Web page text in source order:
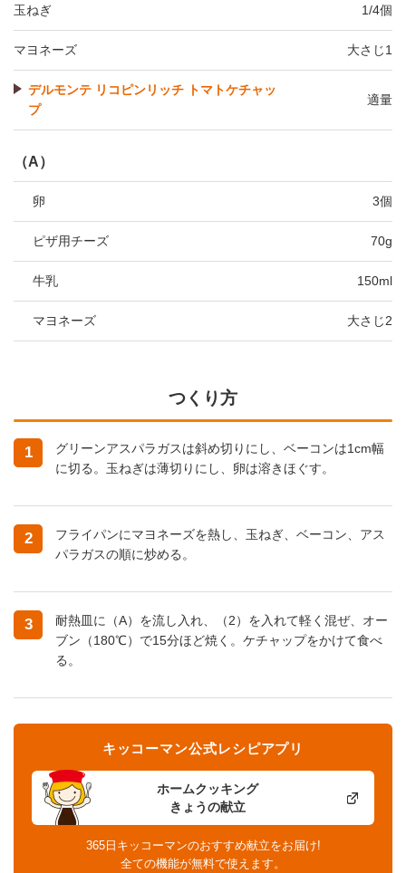
玉ねぎ 1/4個
マヨネーズ 大さじ1
デルモンテ リコピンリッチ トマトケチャッ
プ
適量
（A）
卵 3個
ピザ用チーズ 70g
牛乳 150ml
マヨネーズ 大さじ2
つくり方
1
グリーンアスパラガスは斜め切りにし、ベーコンは1cm幅
に切る。玉ねぎは薄切りにし、卵は溶きほぐす。
2
フライパンにマヨネーズを熱し、玉ねぎ、ベーコン、アス
パラガスの順に炒める。
3
耐熱皿に（A）を流し入れ、（2）を入れて軽く混ぜ、オー
ブン（180℃）で15分ほど焼く。ケチャップをかけて食べ
る。
ホームクッキング
きょうの献立
キッコーマン公式レシピアプリ
365日キッコーマンのおすすめ献立をお届け!
全ての機能が無料で使えます。